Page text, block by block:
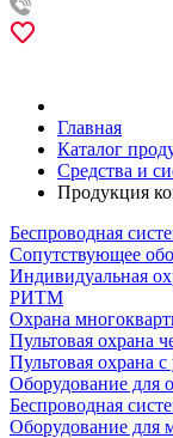
Главная
Каталог
Средства и
Продукция
Беспроводная
Сопутствующее
Индивидуальная
РИТМ
Охрана
Пультовая охрана
Пультовая охрана
Оборудование для
Беспроводная
Оборудование для